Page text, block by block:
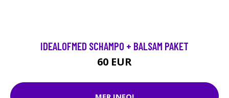
IDEALOFMED SCHAMPO + BALSAM PAKET
60 EUR